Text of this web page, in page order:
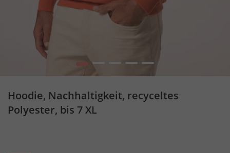
2 3 4 5
Hoodie, Nachhaltigkeit, recyceltes
Polyester, bis 7 XL